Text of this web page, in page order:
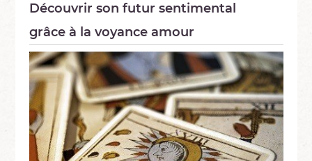
Découvrir son futur sentimental
grâce à la voyance amour